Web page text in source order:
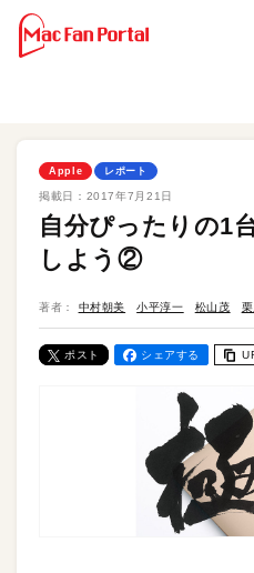
Apple レポート
掲載日： 2017年7月21日
自分ぴったりの1
しよう②
著者： 中村朝美 小平淳一 松山茂
ポスト シェアする